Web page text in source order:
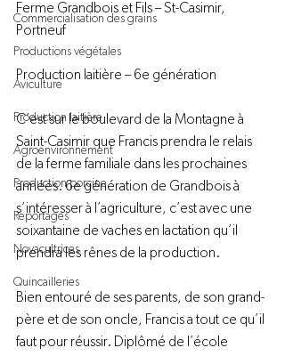
Commercialisation des grains
Productions végétales
Aviculture
Production laitière
Agroenvironnement
Production porcine
Reportages
Novacultrices
Quincailleries
Ferme Grandbois et Fils – St-Casimir,
Portneuf
Production laitière – 6e génération
C’est sur le boulevard de la Montagne à
Saint-Casimir que Francis prendra le relais
de la ferme familiale dans les prochaines
années. 6e génération de Grandbois à
s’intéresser à l’agriculture, c’est avec une
soixantaine de vaches en lactation qu’il
prendra les rênes de la production.
Bien entouré de ses parents, de son grand-
père et de son oncle, Francis a tout ce qu’il
faut pour réussir. Diplômé de l’école